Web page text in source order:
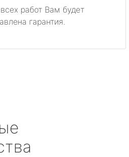
работ Вам будет
гарантия.